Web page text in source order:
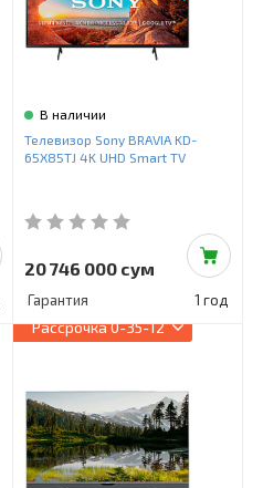
В наличии
Телевизор Sony BRAVIA KD-
65X85TJ 4K UHD Smart TV
20 746 000 сум
Гарантия 1 год
Рассрочка0-35-12